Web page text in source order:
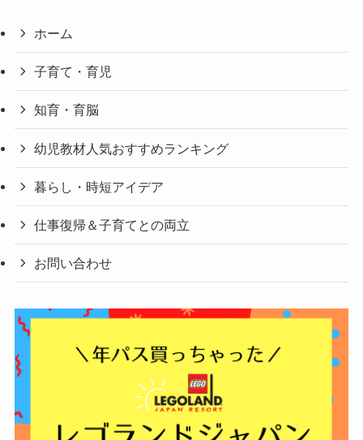
ホーム
子育て・育児
知育・育脳
幼児教材人気おすすめランキング
暮らし・時短アイデア
仕事復帰＆子育てとの両立
お問い合わせ